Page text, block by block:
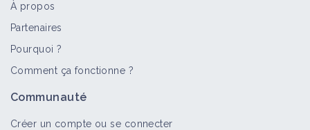
À propos
Partenaires
Pourquoi ?
Comment ça fonctionne ?
Communauté
Créer un compte ou se connecter